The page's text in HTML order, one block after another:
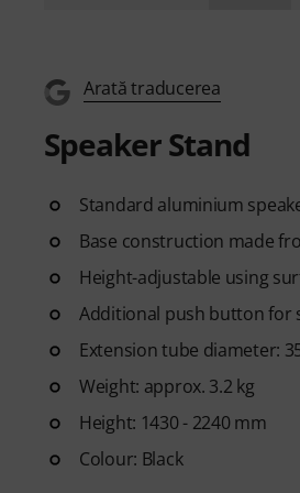
Arată traducerea
Speaker Stand
Standard aluminium
Base construction made
Height-adjustable using
Additional push button for
Extension tube diameter:
Weight: approx. 3.2 kg
Height: 1430 - 2240 mm
Colour: Black